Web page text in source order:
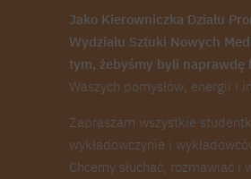
Jako Kierowniczka Działu
Wydziału Sztuki Nowych
tym, żebyśmy byli naprawdę
Waszych pomysłów, energii i
Zapraszam wszystkie
wykładowczynie i
Chcemy słuchać, rozmawiać i